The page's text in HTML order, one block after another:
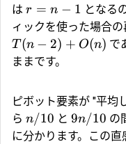
は r = n − 1 となる
ィックを使った場合
T (n − 2) + O(n) で
ままです。
ピボット要素が "平均
ら n/10 と 9n/10 の
に分かります。この